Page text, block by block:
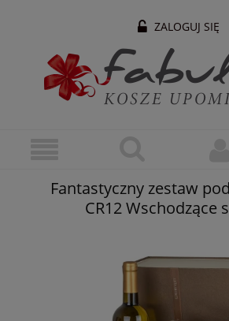
ZALOGUJ SIĘ
Fantastyczny zestaw
CR12 Wschodzące